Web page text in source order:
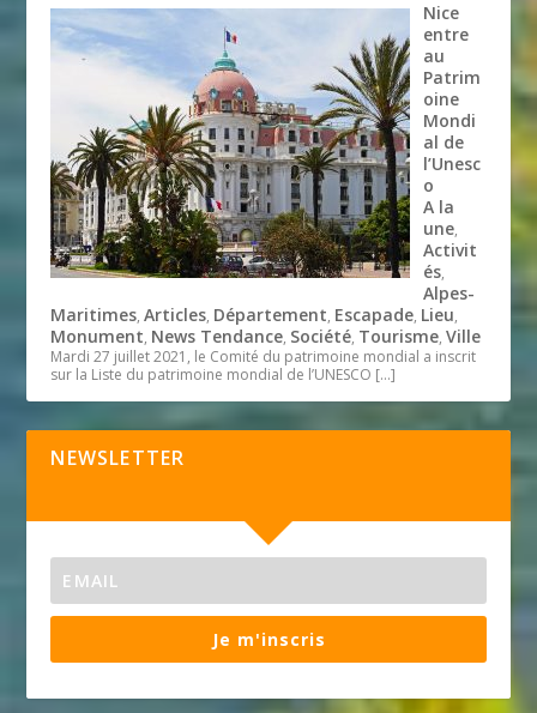
Nice
entre
au
Patrim
oine
Mondi
al de
l’Unesc
o
A la
une,
Activit
és,
Alpes-
Maritimes,Articles, Département, Escapade, Lieu,
Monument, News Tendance, Société, Tourisme,Ville
Mardi 27 juillet 2021, le Comité du patrimoine mondial a inscrit
sur la Liste du patrimoine mondial de l’UNESCO […]
NEWSLETTER
Je m'inscris